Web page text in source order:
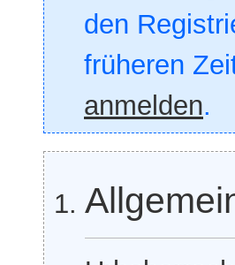
den
früheren
anmelden.